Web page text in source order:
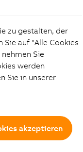
für
ACOPOStrak
unterstützte
Encoder – für
zu gestalten, der
Sie auf "Alle Cookies
Sie
werden
Sie in unserer
akzeptieren